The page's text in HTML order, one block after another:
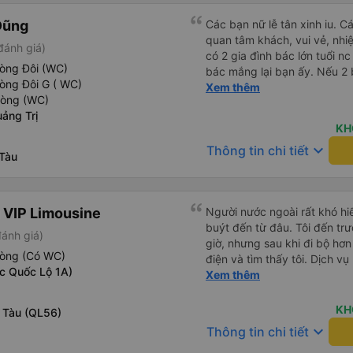
giá)
Đôi (WC)
Đôi G ( WC)
(WC)
Trị
Các bạn nữ lễ tân xinh iu.
quan tâm khách, vui vẻ, nhiệt tình. Trong
có 2 gia đình bác lớn tuổi
bác mắng lại bạn ấy. Nếu
ngược lại nha. Bạn ấy nhắc
bị phản ánh thì đừng trừ
thì bảo bạn ấy liên hệ sđt
đuôi 666, chuyến ĐH-NT
lần xe rẽ 1 cái là ✈️ Ít đi xe
10/10.
Xem thêm
Thông tin chi tiết keyboard_arrow_down
Limousine
giá)
(Có WC)
Quốc Lộ 1A)
(QL56)
Người nước ngoài rất khó
buýt đến từ đâu. Tôi đến
giờ, nhưng sau khi đi bộ
điện và tìm thấy tôi. Dịch
tôi ngủ ngon hơn ở khách
cho điểm tối đa. Cảm ơn
Xem thêm
Thông tin chi tiết keyboard_arrow_down